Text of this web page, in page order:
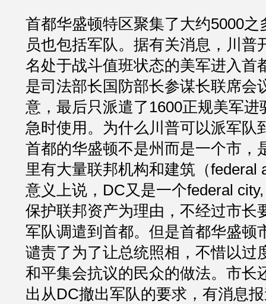
首都华盛顿特区聚集了大约5000之
员也包括军队。据有关消息，川普
名处于战斗值班状态的美军进入首
是司法部长国防部长参谋长联席会
意，最后只派遣了1600正规美军进
急时使用。为什么川普可以派军队
首都的华盛顿不是州而是一个市，
里有大量联邦机构和建筑（federal
意义上说，DC又是一个federal
保护联邦资产为理由，不经过市长
军队调遣到首都。但是首都华盛顿
谴责了为了让总统照相，不惜以过
和平集会抗议的民众的做法。市长
出从DC撤出军队的要求，有消息